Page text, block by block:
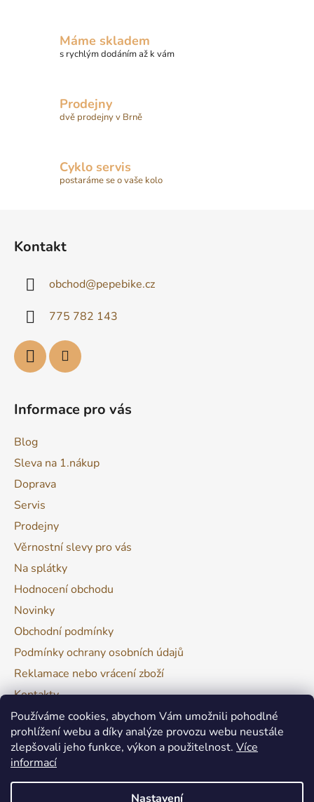
Používáme cookies, abychom Vám umožnili pohodlné
prohlížení webu a díky analýze provozu webu neustále
zlepšovali jeho funkce, výkon a použitelnost. Více
informací
Nastavení
Máme skladem
s rychlým dodáním až k vám
Prodejny
dvě prodejny v Brně
Cyklo servis
postaráme se o vaše kolo
Kontakt
obchod@pepebike.cz
775 782 143
Informace pro vás
Blog
Sleva na 1.nákup
Doprava
Servis
Prodejny
Věrnostní slevy pro vás
Na splátky
Hodnocení obchodu
Novinky
Obchodní podmínky
Podmínky ochrany osobních údajů
Reklamace nebo vrácení zboží
Kontakty
Moje objednávka
Facebook